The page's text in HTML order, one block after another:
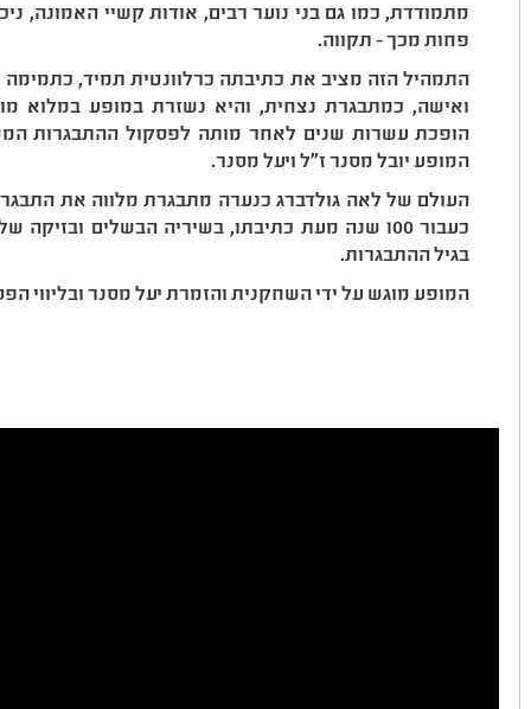
מתמודדת, כמו גם בני נוער רבים, אודות קשיי האמונה,
פחות מכך - תקווה.
התמהיל הזה מציב את כתיבתה כרלוונטית תמיד, כתמימה
ואישה, כמתבגרת נצחית, והיא נשזרת במופע במלוא
הופכת עשרות שנים לאחר מותה לפסקול ההתבגרות
המופע יובל מסנר ז"ל ויעל מסנר.
העולם של לאה גולדברג כנערה מתבגרת מלווה את
כעבור 100 שנה מעת כתיבתו, בשיריה הבשלים
בגיל ההתבגרות.
המופע מוגש על ידי השחקנית והזמרת יעל מסנר ובליווי